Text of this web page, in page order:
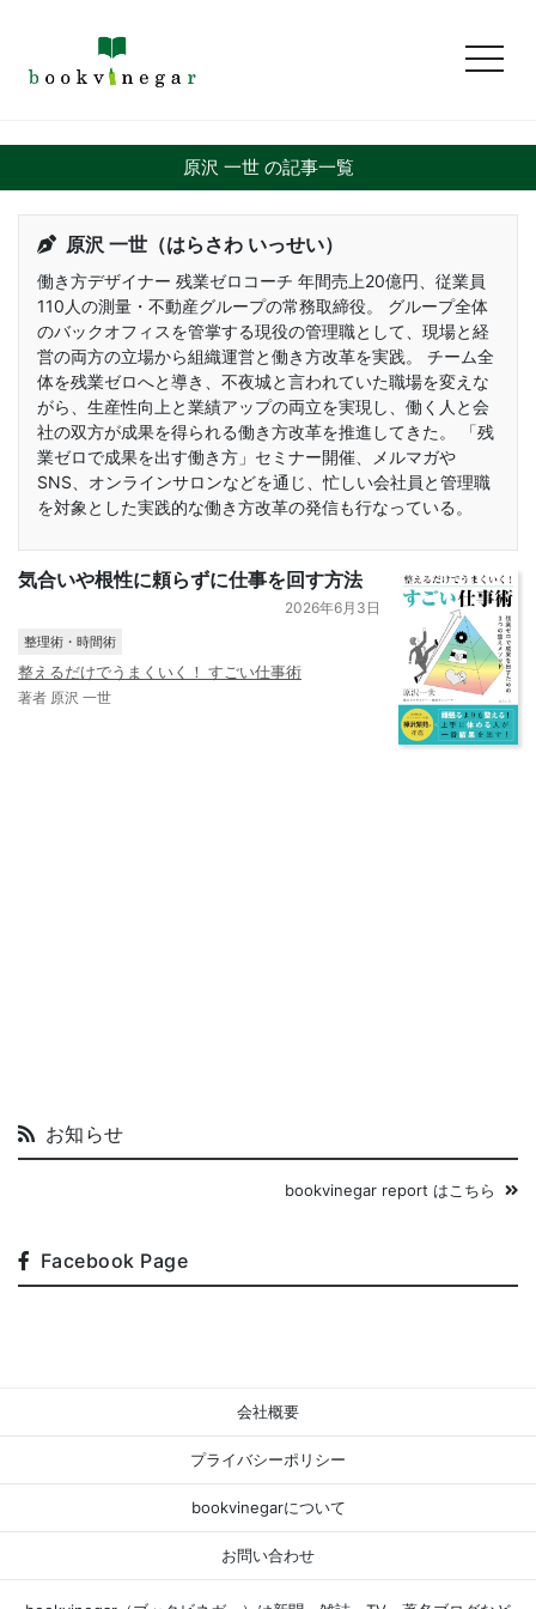
原沢 一世 の記事一覧
原沢 一世（はらさわ いっせい）
働き方デザイナー 残業ゼロコーチ 年間売上20億円、従業員
110人の測量・不動産グループの常務取締役。 グループ全体
のバックオフィスを管掌する現役の管理職として、現場と経
営の両方の立場から組織運営と働き方改革を実践。 チーム全
体を残業ゼロへと導き、不夜城と言われていた職場を変えな
がら、生産性向上と業績アップの両立を実現し、働く人と会
社の双方が成果を得られる働き方改革を推進してきた。 「残
業ゼロで成果を出す働き方」セミナー開催、メルマガや
SNS、オンラインサロンなどを通じ、忙しい会社員と管理職
を対象とした実践的な働き方改革の発信も行なっている。
気合いや根性に頼らずに仕事を回す方法
2026年6月3日
整理術・時間術
整えるだけでうまくいく！ すごい仕事術
著者 原沢 一世
お知らせ
bookvinegar report はこちら
Facebook Page
会社概要
プライバシーポリシー
bookvinegarについて
お問い合わせ